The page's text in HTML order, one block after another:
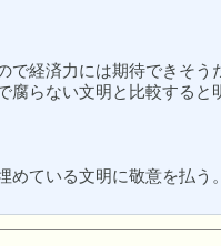
で経済力には期待できそう
らない文明と比較すると
ている文明に敬意を払う。